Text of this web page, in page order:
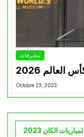
متفرقات
2026
Octobre 23, 2023
الكان 2023